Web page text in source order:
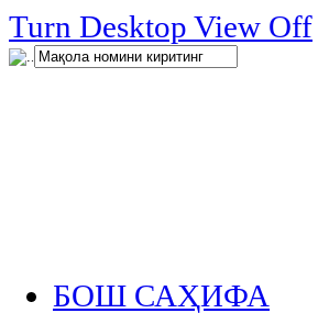
Turn Desktop View Off
.
БОШ САҲИФА